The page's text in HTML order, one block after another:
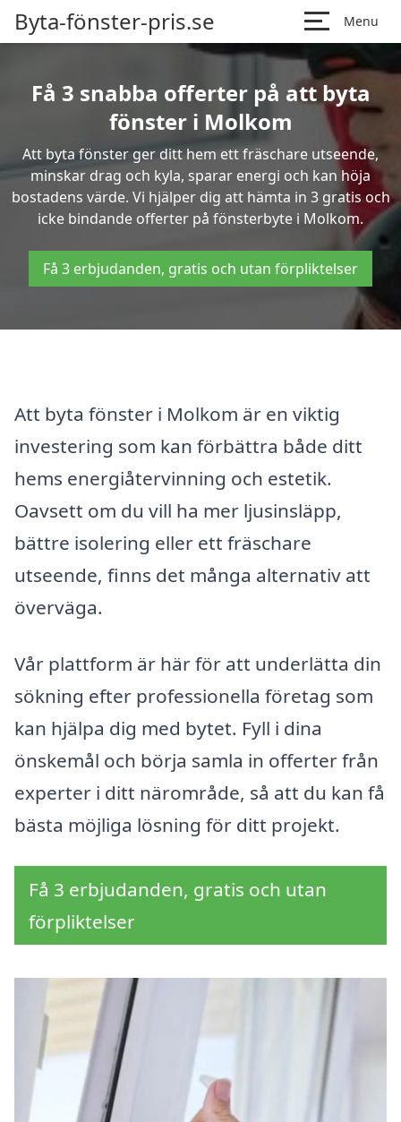
Byta-fönster-pris.se Menu
Få 3 snabba offerter på att byta
fönster i Molkom
Att byta fönster ger ditt hem ett fräschare utseende,
minskar drag och kyla, sparar energi och kan höja
bostadens värde. Vi hjälper dig att hämta in 3 gratis och
icke bindande offerter på fönsterbyte i Molkom.
Få 3 erbjudanden, gratis och utan förpliktelser
Att byta fönster i Molkom är en viktig
investering som kan förbättra både ditt
hems energiåtervinning och estetik.
Oavsett om du vill ha mer ljusinsläpp,
bättre isolering eller ett fräschare
utseende, finns det många alternativ att
överväga.
Vår plattform är här för att underlätta din
sökning efter professionella företag som
kan hjälpa dig med bytet. Fyll i dina
önskemål och börja samla in offerter från
experter i ditt närområde, så att du kan få
bästa möjliga lösning för ditt projekt.
Få 3 erbjudanden, gratis och utan
förpliktelser